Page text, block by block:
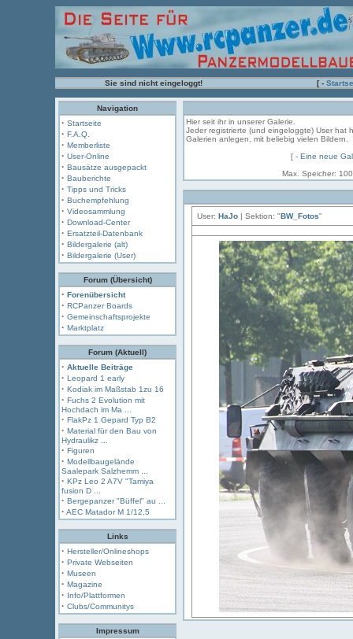
Sie sind nicht eingeloggt! [ -
Navigation
· Startseite
· F.A.Q.
· Memberliste
· User-Online
· Bausätze ausgepackt
· Bauberichte
· Tipps und Tricks
· Buchempfehlung
· Videosammlung
· Download-Center
· Ersatzteil-Datenbank
· Bildergalerie (alt)
· Bildergalerie (User)
Forum (Übersicht)
· Forenübersicht
· RCPanzer Boards
· Gemeinschaftsprojekte
· Marktplatz
Forum (Aktuell)
· Aktuelle Beiträge
· Leopard 1 early
· Kodiak im Maßstab 1zu 16
· Fuchs 2 Evolution mit
Hochdach im Ma ...
· FlakPz 1 Gepard Typ B2
· Material für den Bau von
Hydraulikz ...
· Figuren
· Modellbaugelände
Saalepark Salzhemm ...
· KPz Leo 2 A7V "Tamiya
fusion D ...
· Bergepanzer "Büffel" au ...
· AEC Matador M 1/12,5
Links
· Hersteller/Onlineshops
· Private Webseiten
· Museen
· Magazine
· Info/Plattformen
· Clubs/Communitys
Impressum
Hier seit ihr in unserer Galerie.
Jeder registrierte (und eingeloggte) User hat
Galerien anlegen, mit beliebig vielen Bildern.
[ - Eine neue
Max. Speicher:
User: HaJo | Sektion: "BW_Fotos"